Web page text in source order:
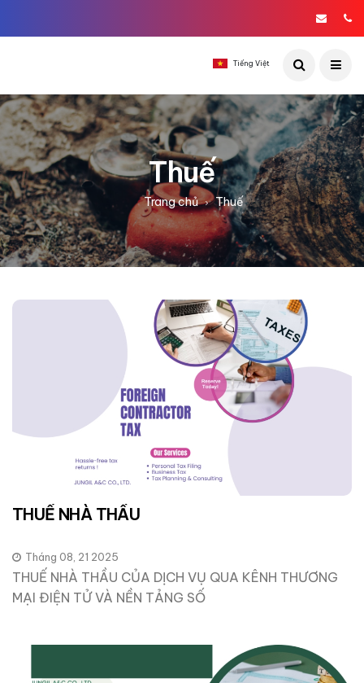
Tiếng Việt
Thuế
Trang chủ Thuế
THUẾ NHÀ THẦU
Tháng 08, 21 2025
THUẾ NHÀ THẦU CỦA DỊCH VỤ QUA KÊNH THƯƠNG
MẠI ĐIỆN TỬ VÀ NỀN TẢNG SỐ